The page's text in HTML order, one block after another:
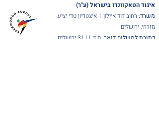
איגוד הטאקוונדו בישראל (ע"ר)
משרד:
רחוב דוד איילון 1 איצטדיון טדי יציע
מזרחי, ירושלים
כתובת למשלוח דואר:ת.ד 3111 ירושלים